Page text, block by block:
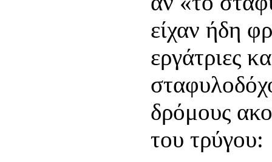
είχαν ήδη
εργάτριες
δρόμους
του τρύγου: